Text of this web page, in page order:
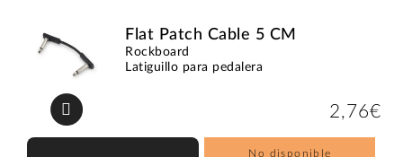
Flat Patch Cable 5 CM
Rockboard
Latiguillo para pedalera
2,76€
No disponible